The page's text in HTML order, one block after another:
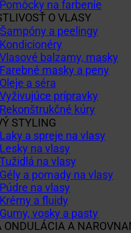
Pomôcky na farbenie
O VLASY
Šampóny a peelingy
Kondicionéry
Vlasové balzamy, masky
Farebné masky a peny
Oleje a séra
Vyživujúce prípravky
Rekonštrukčné kúry
STYLING
Laky a spreje na vlasy
Lesky na vlasy
Tužidlá na vlasy
Gély a pomady na vlasy
Púdre na vlasy
Krémy a fluidy
Gumy, vosky a pasty
ONDULÁCIA A